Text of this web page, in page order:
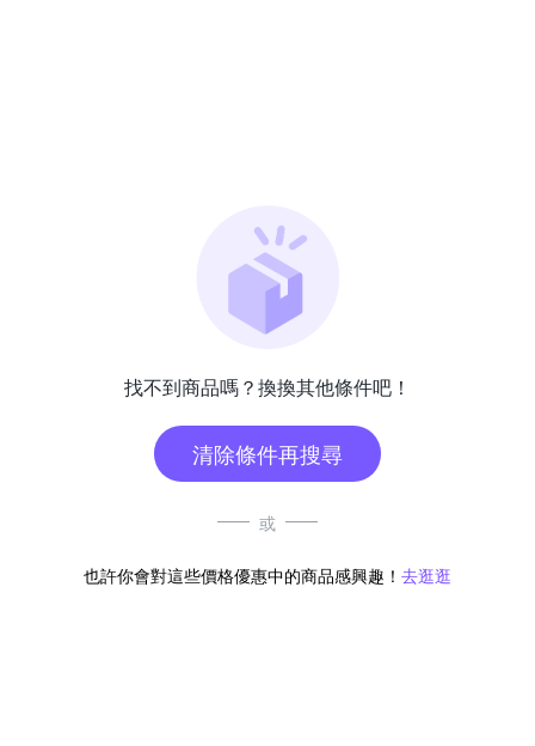
找不到商品嗎？換換其他條件吧！
清除條件再搜尋
或
也許你會對這些價格優惠中的商品感興趣！ 去逛逛